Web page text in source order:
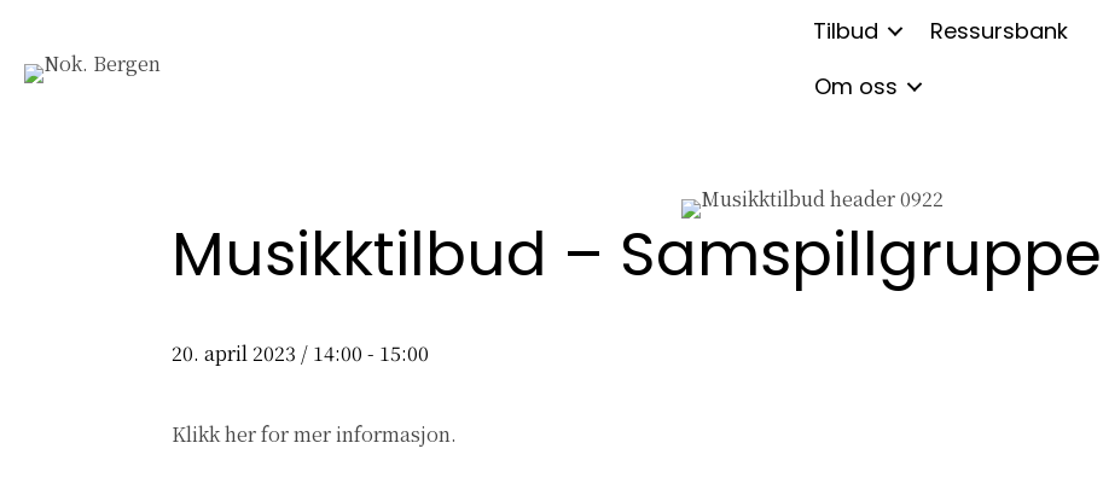
Tilbud Ressursbank
Om oss
Musikktilbud – Samspillgruppe
20. april 2023 / 14:00 - 15:00
Klikk herfor mer informasjon.